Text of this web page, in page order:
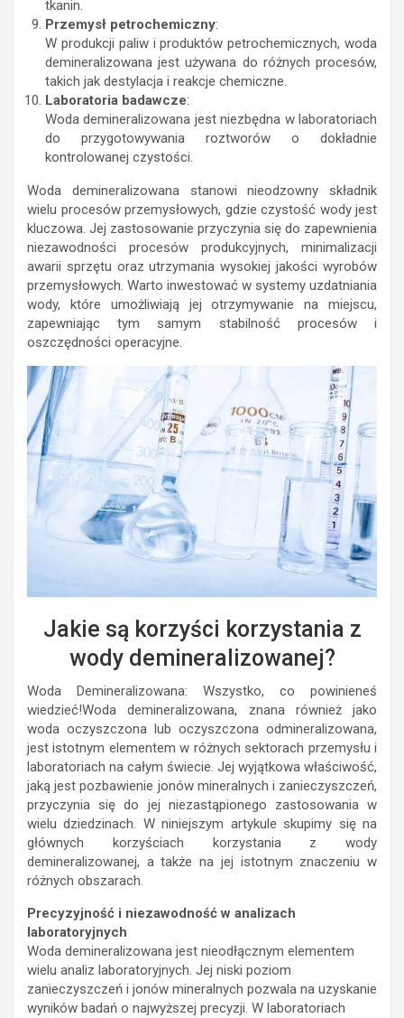
tkanin.
Przemysł petrochemiczny:
W produkcji paliw i produktów petrochemicznych, woda
demineralizowana jest używana do różnych procesów,
takich jak destylacja i reakcje chemiczne.
Laboratoria badawcze:
Woda demineralizowana jest niezbędna w laboratoriach
do przygotowywania roztworów o dokładnie
kontrolowanej czystości.
Woda demineralizowana stanowi nieodzowny składnik
wielu procesów przemysłowych, gdzie czystość wody jest
kluczowa. Jej zastosowanie przyczynia się do zapewnienia
niezawodności procesów produkcyjnych, minimalizacji
awarii sprzętu oraz utrzymania wysokiej jakości wyrobów
przemysłowych. Warto inwestować w systemy uzdatniania
wody, które umożliwiają jej otrzymywanie na miejscu,
zapewniając tym samym stabilność procesów i
oszczędności operacyjne.
Jakie są korzyści korzystania z
wody demineralizowanej?
Woda Demineralizowana: Wszystko, co powinieneś
wiedzieć!Woda demineralizowana, znana również jako
woda oczyszczona lub oczyszczona odmineralizowana,
jest istotnym elementem w różnych sektorach przemysłu i
laboratoriach na całym świecie. Jej wyjątkowa właściwość,
jaką jest pozbawienie jonów mineralnych i zanieczyszczeń,
przyczynia się do jej niezastąpionego zastosowania w
wielu dziedzinach. W niniejszym artykule skupimy się na
głównych korzyściach korzystania z wody
demineralizowanej, a także na jej istotnym znaczeniu w
różnych obszarach.
Precyzyjność i niezawodność w analizach
laboratoryjnych
Woda demineralizowana jest nieodłącznym elementem
wielu analiz laboratoryjnych. Jej niski poziom
zanieczyszczeń i jonów mineralnych pozwala na uzyskanie
wyników badań o najwyższej precyzji. W laboratoriach